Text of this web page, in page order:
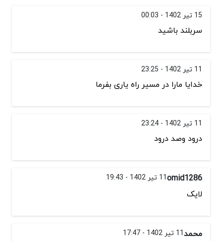
15 تیر 1402 - 00:03
سربلند باشید
11 تیر 1402 - 23:25
خدایا مارا در مسیر راه یاری بفرما
11 تیر 1402 - 23:24
درود وصد درود
omid128611 تیر 1402 - 19:43
لایک
محمد11 تیر 1402 - 17:47